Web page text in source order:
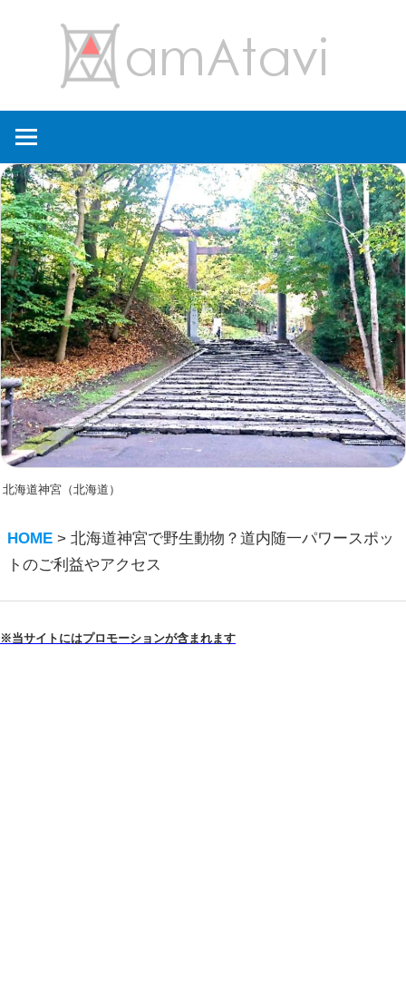
ス
キ
ッ
プ
を
て
→
旅
に
出
よ
う
北海道神宮（北海道）
HOME >北海道神宮で野生動物？道内随一パワースポッ
トのご利益やアクセス
※当サイトにはプロモーションが含まれます